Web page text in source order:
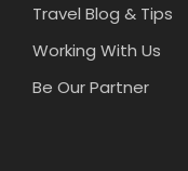
Travel Blog & Tips
Working With Us
Be Our Partner